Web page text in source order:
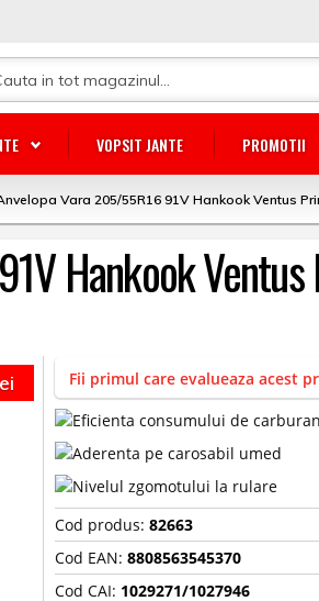
VOPSIT JANTE PROMOTII
Vara 205/55R16 91V Hankook Ventus
Hankook
Fii primul care evalueaza acest
Cod produs:82663
Cod EAN:8808563545370
Cod CAI: 1029271/1027946